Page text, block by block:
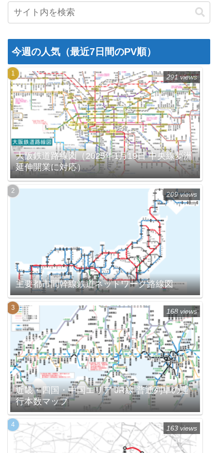
今週の人気（最近7日間のPV順）
大阪鉄道路線図（2025年1月19日 中央線夢洲
延伸開業に対応）
291 views
主要都市間幹線鉄道ネットワーク路線図
209 views
近畿・四国・中国エリア JR線 普通列車の運
行本数マップ
168 views
163 views